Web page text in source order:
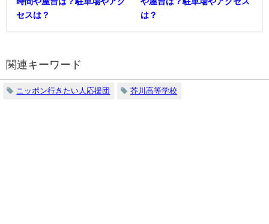
セスは？
は？
関連キーワード
ニッポン行きたい人応援団 芥川高等学校